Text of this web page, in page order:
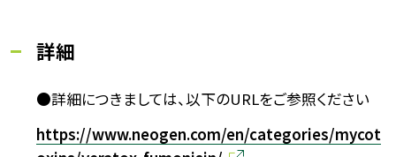
詳細
●詳細につきましては、以下のURLをご参照ください
https://www.neogen.com/en/categories/mycot